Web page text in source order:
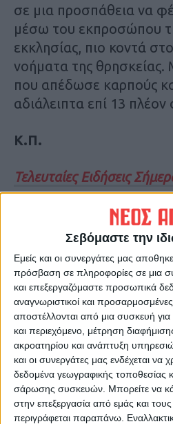
Σεβόμαστε την
Εμείς και οι συνεργάτες μας
πρόσβαση σε πληροφορίες σε μια
και επεξεργαζόμαστε προσωπικά
αναγνωριστικοί και
αποστέλλονται από μια συσκευή για
και περιεχόμενο, μέτρηση
ακροατηρίου και ανάπτυξη
και οι συνεργάτες μας ενδέχεται να
δεδομένα γεωγραφικής τοποθεσίας
σάρωσης συσκευών. Μπορείτε να
στην επεξεργασία από εμάς και
περιγράφεται παραπάνω.
σε μια προσπάθεια να
μέσω του εκπροσώπου
εκκλησίας, πιο κοντά
νοήματα της θρησκείας.
που απέδωσε καρπούς
αδιάλειπτα επί 13
Κ.Π.
Τελευταίες Ειδήσεις
Ακολούθησε
ΑΓΩΝ στο
Όλες οι εξελίξεις
Καρδίτσας και
ΠΡΟΗΓΟΥΜΕΝΟ ΑΡΘΡΟ
Με το βλέμμα στο...
ημερολόγιο για το «τσεκ» οι
Καρδιτσιώτες αγρότες